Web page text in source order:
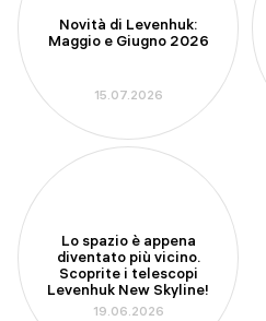
Novità di Levenhuk:
Maggio e Giugno 2026
15.07.2026
Lo spazio è appena
diventato più vicino.
Scoprite i telescopi
Levenhuk New Skyline!
19.06.2026